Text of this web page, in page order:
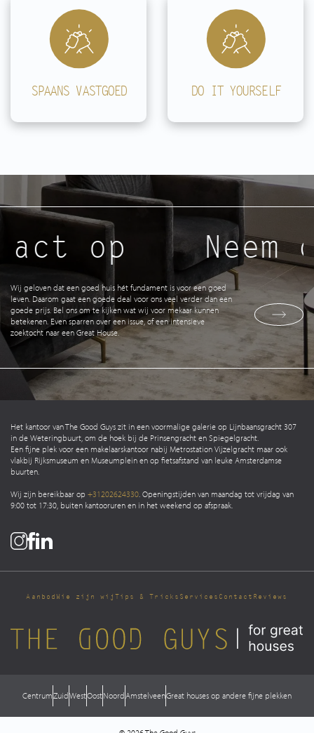
SPAANS VASTGOED DO IT YOURSELF
op Neem
Wij geloven dat een goed huis hét fundament is voor een goed
leven. Daarom gaat een goede deal voor ons veel verder dan een
goede prijs. Bel ons om te kijken wat wij voor mekaar kunnen
betekenen. Even sparren over een issue, of een intensieve
zoektocht naar een Great House.
Het kantoor van The Good Guys zit in een voormalige galerie op Lijnbaansgracht 307
in de Weteringbuurt, om de hoek bij de Prinsengracht en Spiegelgracht.
Een fijne plek voor een makelaarskantoor nabij Metrostation Vijzelgracht maar ook
vlakbij Rijksmuseum en Museumplein en op fietsafstand van leuke Amsterdamse
buurten.
Wij zijn bereikbaar op +31202624330 . Openingstijden van maandag tot vrijdag van
9:00 tot 17:30, buiten kantooruren en in het weekend op afspraak.
AanbodWie zijn wijTips & Tricks Services Contact Reviews
CentrumZuidWestOostNoordAmstelveenGreat houses op andere fijne plekken